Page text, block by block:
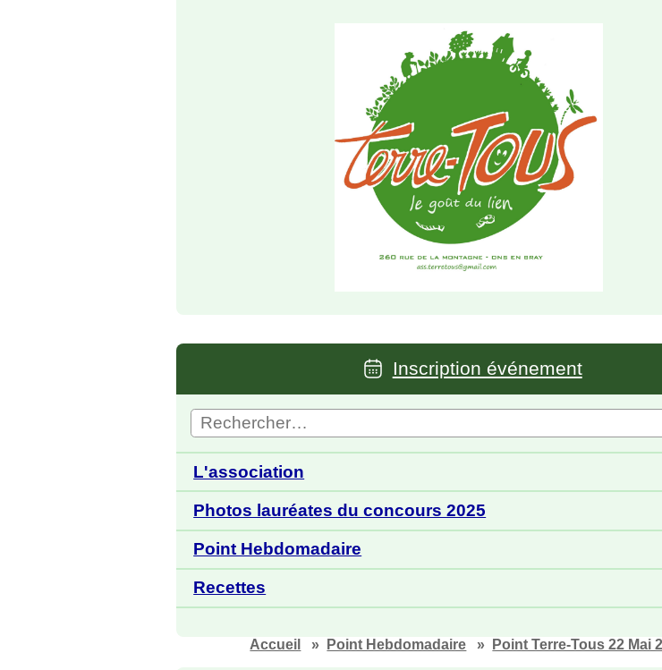
Inscription événement
L'association
Photos lauréates du concours 2025
Point Hebdomadaire
Recettes
Accueil Point Hebdomadaire Point Terre-Tous 22 Mai